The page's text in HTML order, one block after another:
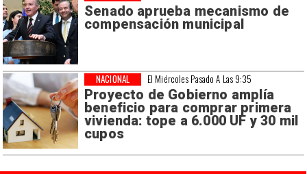
Senado aprueba mecanismo de
compensación municipal
El Miércoles Pasado A Las 9:35
Proyecto de Gobierno amplía
beneficio para comprar primera
vivienda: tope a 6.000 UF y 30 mil
cupos
NACIONAL